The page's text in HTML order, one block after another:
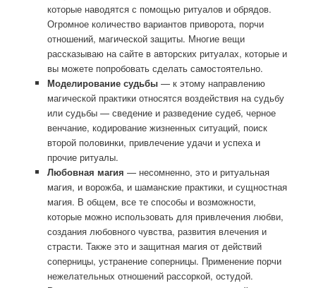
которые наводятся с помощью ритуалов и обрядов.
Огромное количество вариантов приворота, порчи
отношений, магической защиты. Многие вещи
рассказываю на сайте в авторских ритуалах, которые и
вы можете попробовать сделать самостоятельно.
Моделирование судьбы— к этому направлению
магической практики относятся воздействия на судьбу
или судьбы — сведение и разведение судеб, черное
венчание, кодирование жизненных ситуаций, поиск
второй половинки, привлечение удачи и успеха и
прочие ритуалы.
Любовная магия — несомненно, это и ритуальная
магия, и ворожба, и шаманские практики, и сущностная
магия. В общем, все те способы и возможности,
которые можно использовать для привлечения любви,
создания любовного чувства, развития влечения и
страсти. Также это и защитная магия от действий
соперницы, устранение соперницы. Применение порчи
нежелательных отношений рассоркой, остудой.